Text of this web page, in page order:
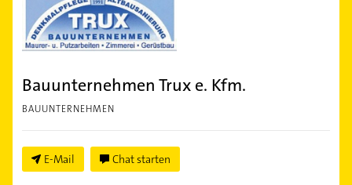
Bauunternehmen Trux e. Kfm.
BAUUNTERNEHMEN
E-Mail Chat starten